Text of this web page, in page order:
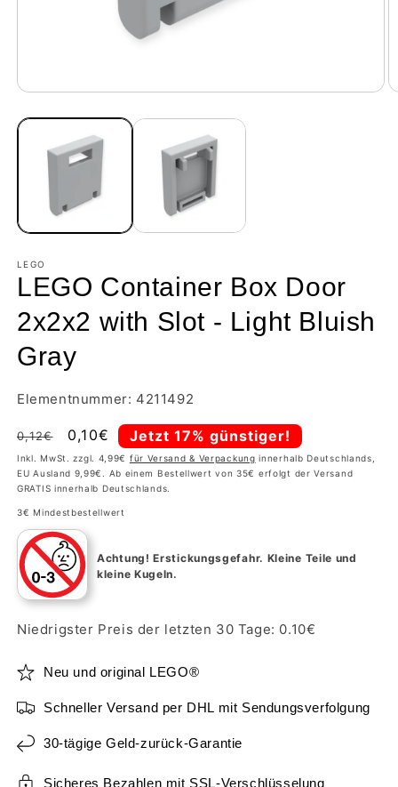
LEGO
LEGO Container Box Door
2x2x2 with Slot - Light Bluish
Gray
Elementnummer: 4211492
Normaler
Preis
0,12€ Verkaufspreis
0,10€ Jetzt 17% günstiger!
Inkl. MwSt. zzgl. 4,99€ für Versand & Verpackung innerhalb Deutschlands,
EU Ausland 9,99€. Ab einem Bestellwert von 35€ erfolgt der Versand
GRATIS innerhalb Deutschlands.
3€ Mindestbestellwert
Achtung! Erstickungsgefahr. Kleine Teile und
kleine Kugeln.
Niedrigster Preis der letzten 30 Tage: 0.10€
Neu und original LEGO®
Schneller Versand per DHL mit Sendungsverfolgung
30-tägige Geld-zurück-Garantie
Sicheres Bezahlen mit SSL-Verschlüsselung